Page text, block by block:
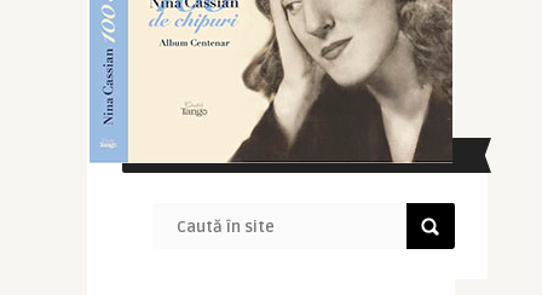
CAUTĂ ÎN SITE